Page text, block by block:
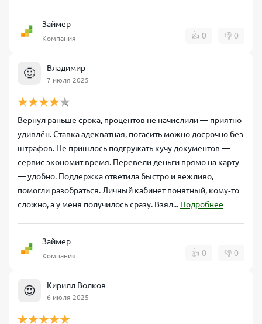
Займер
Компания 👍 0 👎 0
🙂 Владимир
7 июля 2025
Вернул раньше срока, процентов не начислили — приятно
удивлён. Ставка адекватная, погасить можно досрочно без
штрафов. Не пришлось подгружать кучу документов —
сервис экономит время. Перевели деньги прямо на карту
— удобно. Поддержка ответила быстро и вежливо,
помогли разобраться. Личный кабинет понятный, кому‑то
сложно, а у меня получилось сразу. Взял... Подробнее
Займер
Компания 👍 0 👎 0
😍 Кирилл Волков
6 июля 2025